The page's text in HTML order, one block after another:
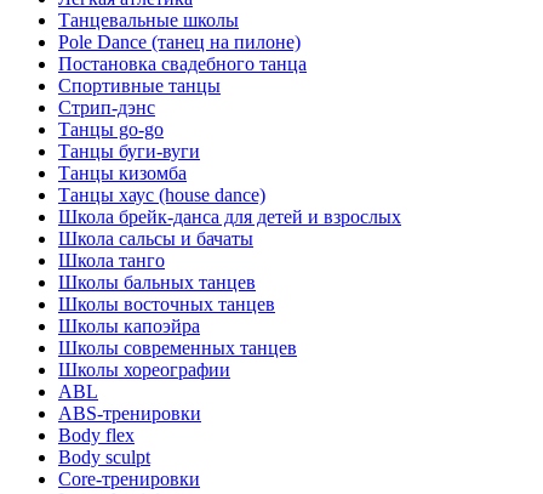
Танцевальные школы
Pole Dance (танец на пилоне)
Постановка свадебного танца
Спортивные танцы
Стрип-дэнс
Танцы go-go
Танцы буги-вуги
Танцы кизомба
Танцы хаус (house dance)
Школа брейк-данса для детей и взрослых
Школа сальсы и бачаты
Школа танго
Школы бальных танцев
Школы восточных танцев
Школы капоэйра
Школы современных танцев
Школы хореографии
ABL
ABS-тренировки
Body flex
Body sculpt
Core-тренировки